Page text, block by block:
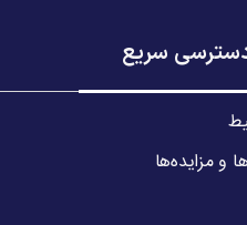
سریع
و مزایده‌ها